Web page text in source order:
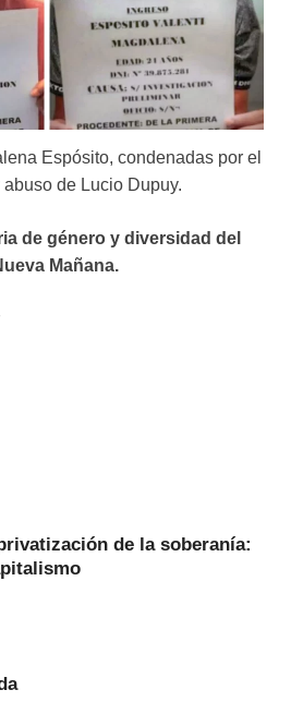
Espósito, condenadas por el
de Lucio Dupuy.
de género y diversidad del
Mañana.
de la soberanía: